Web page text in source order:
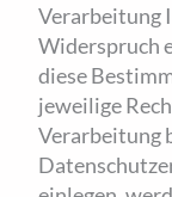
Verarbeitung
Widerspruch
diese
jeweilige
Verarbeitung